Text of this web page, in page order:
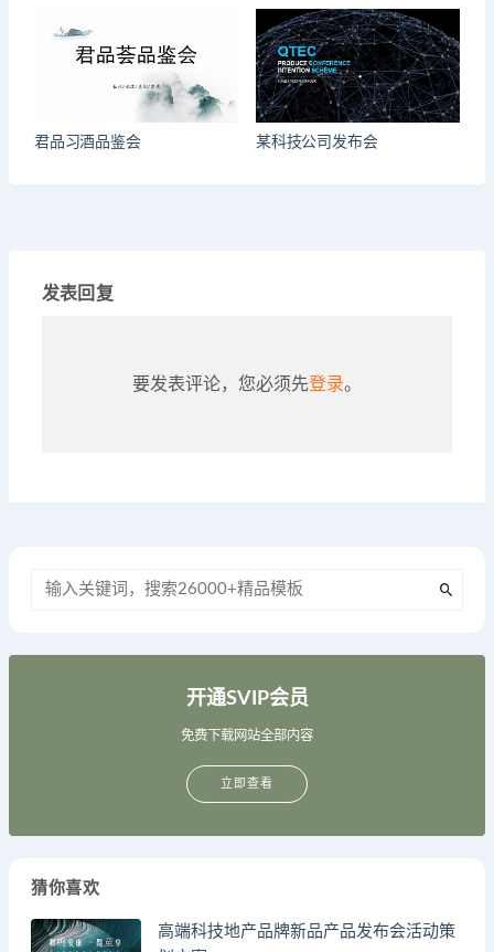
君品习酒品鉴会 某科技公司发布会
发表回复
要发表评论，您必须先登录。
开通SVIP会员
免费下载网站全部内容
立即查看
猜你喜欢
高端科技地产品牌新品产品发布会活动策